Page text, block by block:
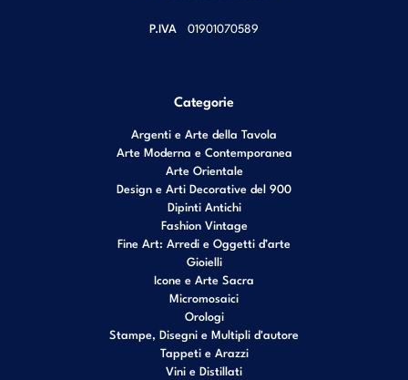
P.IVA 01901070589
Categorie
Argenti e Arte della Tavola
Arte Moderna e Contemporanea
Arte Orientale
Design e Arti Decorative del 900
Dipinti Antichi
Fashion Vintage
Fine Art: Arredi e Oggetti d’arte
Gioielli
Icone e Arte Sacra
Micromosaici
Orologi
Stampe, Disegni e Multipli d'autore
Tappeti e Arazzi
Vini e Distillati